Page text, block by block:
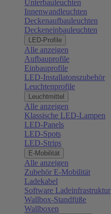
Unterbauleuchten
Innenwandleuchten
Deckenaufbauleuchten
Deckeneinbauleuchten
LED-Profile
Alle anzeigen
Aufbauprofile
Einbauprofile
LED-Installatonszubehör
Leuchtenprofile
Leuchtmittel
Alle anzeigen
Klassische LED-Lampen
LED-Panels
LED-Spots
LED-Strips
E-Mobilität
Alle anzeigen
Zubehör E-Mobilität
Ladekabel
Software Ladeinfrastruktur
Wallbox-Standfüße
Wallboxen